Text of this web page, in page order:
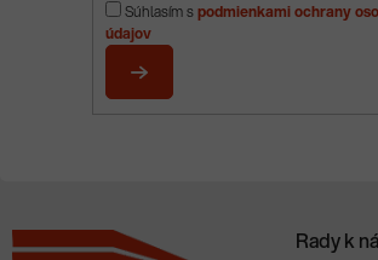
Súhlasím spodmienkami ochrany
údajov
PRIHLÁSIŤ
Rady k